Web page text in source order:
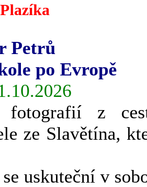
Petrů
po Evropě
fotografií z
ze Slavětína,
uskuteční v